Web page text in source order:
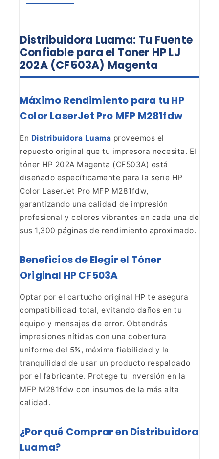
Distribuidora Luama: Tu Fuente
Confiable para el Toner HP LJ
202A (CF503A) Magenta
Máximo Rendimiento para tu HP
Color LaserJet Pro MFP M281fdw
En Distribuidora Luama proveemos el
repuesto original que tu impresora necesita. El
tóner HP 202A Magenta (CF503A) está
diseñado específicamente para la serie HP
Color LaserJet Pro MFP M281fdw,
garantizando una calidad de impresión
profesional y colores vibrantes en cada una de
sus 1,300 páginas de rendimiento aproximado.
Beneficios de Elegir el Tóner
Original HP CF503A
Optar por el cartucho original HP te asegura
compatibilidad total, evitando daños en tu
equipo y mensajes de error. Obtendrás
impresiones nítidas con una cobertura
uniforme del 5%, máxima fiabilidad y la
tranquilidad de usar un producto respaldado
por el fabricante. Protege tu inversión en la
MFP M281fdw con insumos de la más alta
calidad.
¿Por qué Comprar en Distribuidora
Luama?